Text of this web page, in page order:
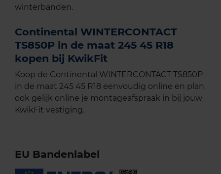
winterbanden.
Continental WINTERCONTACT
TS850P in de maat 245 45 R18
kopen bij KwikFit
Koop de Continental WINTERCONTACT TS850P
in de maat 245 45 R18 eenvoudig online en plan
ook gelijk online je montageafspraak in bij jouw
KwikFit vestiging.
EU Bandenlabel